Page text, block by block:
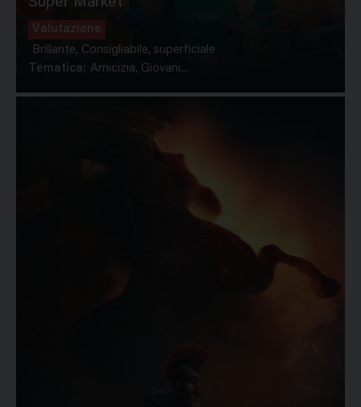
Valutazione
Brillante, Consigliabile, superficiale
Tematica: Amicizia, Giovani...